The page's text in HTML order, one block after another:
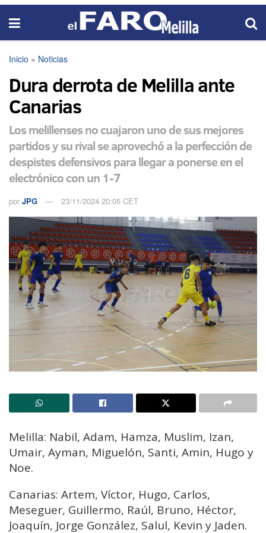
Inicio » Noticias
Dura derrota de Melilla ante
Canarias
Los melillenses no cuajaron uno de sus mejores
partidos y su rival se aprovechó a la perfección de
despistes defensivos para llegar a ponerse en el
electrónico con un 1-7
por JPG 23/11/2024 20:05 CET
Melilla: Nabil, Adam, Hamza, Muslim, Izan,
Umair, Ayman, Miguelón, Santi, Amin, Hugo y
Noe.
Canarias: Artem, Víctor, Hugo, Carlos,
Meseguer, Guillermo, Raúl, Bruno, Héctor,
Joaquín, Jorge González, Salul, Kevin y Jaden.